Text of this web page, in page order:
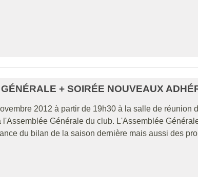
+ SOIRÉE NOUVEAUX
2012 à partir de 19h30 à la salle de réunion
l'Assemblée Générale du club. L'Assemblée
du bilan de la saison dernière mais aussi des